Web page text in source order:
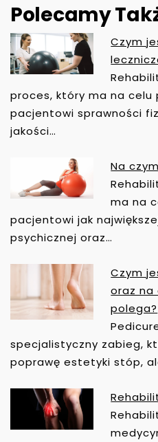
Polecamy
Czym
proces, który ma na celu
pacjentowi sprawności
jakości…
Na
ma na
pacjentowi jak
psychicznej oraz…
Czym
oraz na
polega?
specjalistyczny zabieg,
poprawę estetyki stóp,
N
A
W
I
G
A
P
I
S